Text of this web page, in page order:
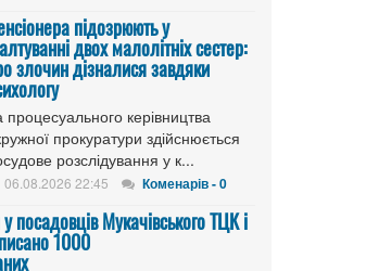
підозрюють у
двох малолітніх сестер:
злочин дізналися завдяки
процесуального керівництва
прокуратури здійснюється
розслідування у к...
06.08.2026 22:45 Коменарів - 0
посадовців Мукачівського ТЦК і
1000